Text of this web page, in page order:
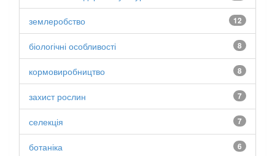
12
землеробство
8
біологічні особливості
8
кормовиробництво
7
захист рослин
7
селекція
6
ботаніка